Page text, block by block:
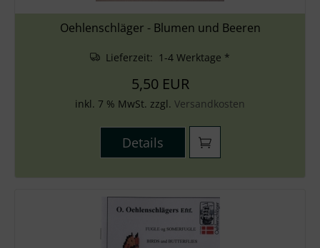
Oehlenschläger - Blumen und Beeren
Lieferzeit: 1-4 Werktage *
5,50 EUR
inkl. 7 % MwSt. zzgl. Versandkosten
Details